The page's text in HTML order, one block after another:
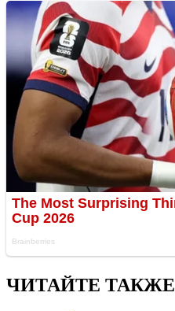
ЧИТАЙТЕ ТАКЖЕ